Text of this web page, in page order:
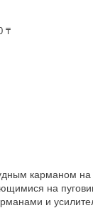
₸
карманом
на
и